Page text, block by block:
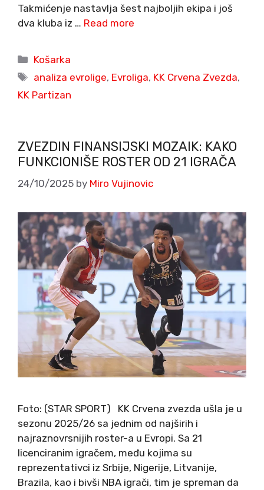
Takmićenje nastavlja šest najboljih ekipa i još
dva kluba iz … Read more
Categories
Košarka
Tags
analiza evrolige, Evroliga, KK Crvena Zvezda,
KK Partizan
ZVEZDIN FINANSIJSKI MOZAIK: KAKO
FUNKCIONIŠE ROSTER OD 21 IGRAČA
24/10/2025 by Miro Vujinovic
Foto: (STAR SPORT) KK Crvena zvezda ušla je u
sezonu 2025/26 sa jednim od najširih i
najraznovrsnijih roster-a u Evropi. Sa 21
licenciranim igračem, među kojima su
reprezentativci iz Srbije, Nigerije, Litvanije,
Brazila, kao i bivši NBA igrači, tim je spreman da